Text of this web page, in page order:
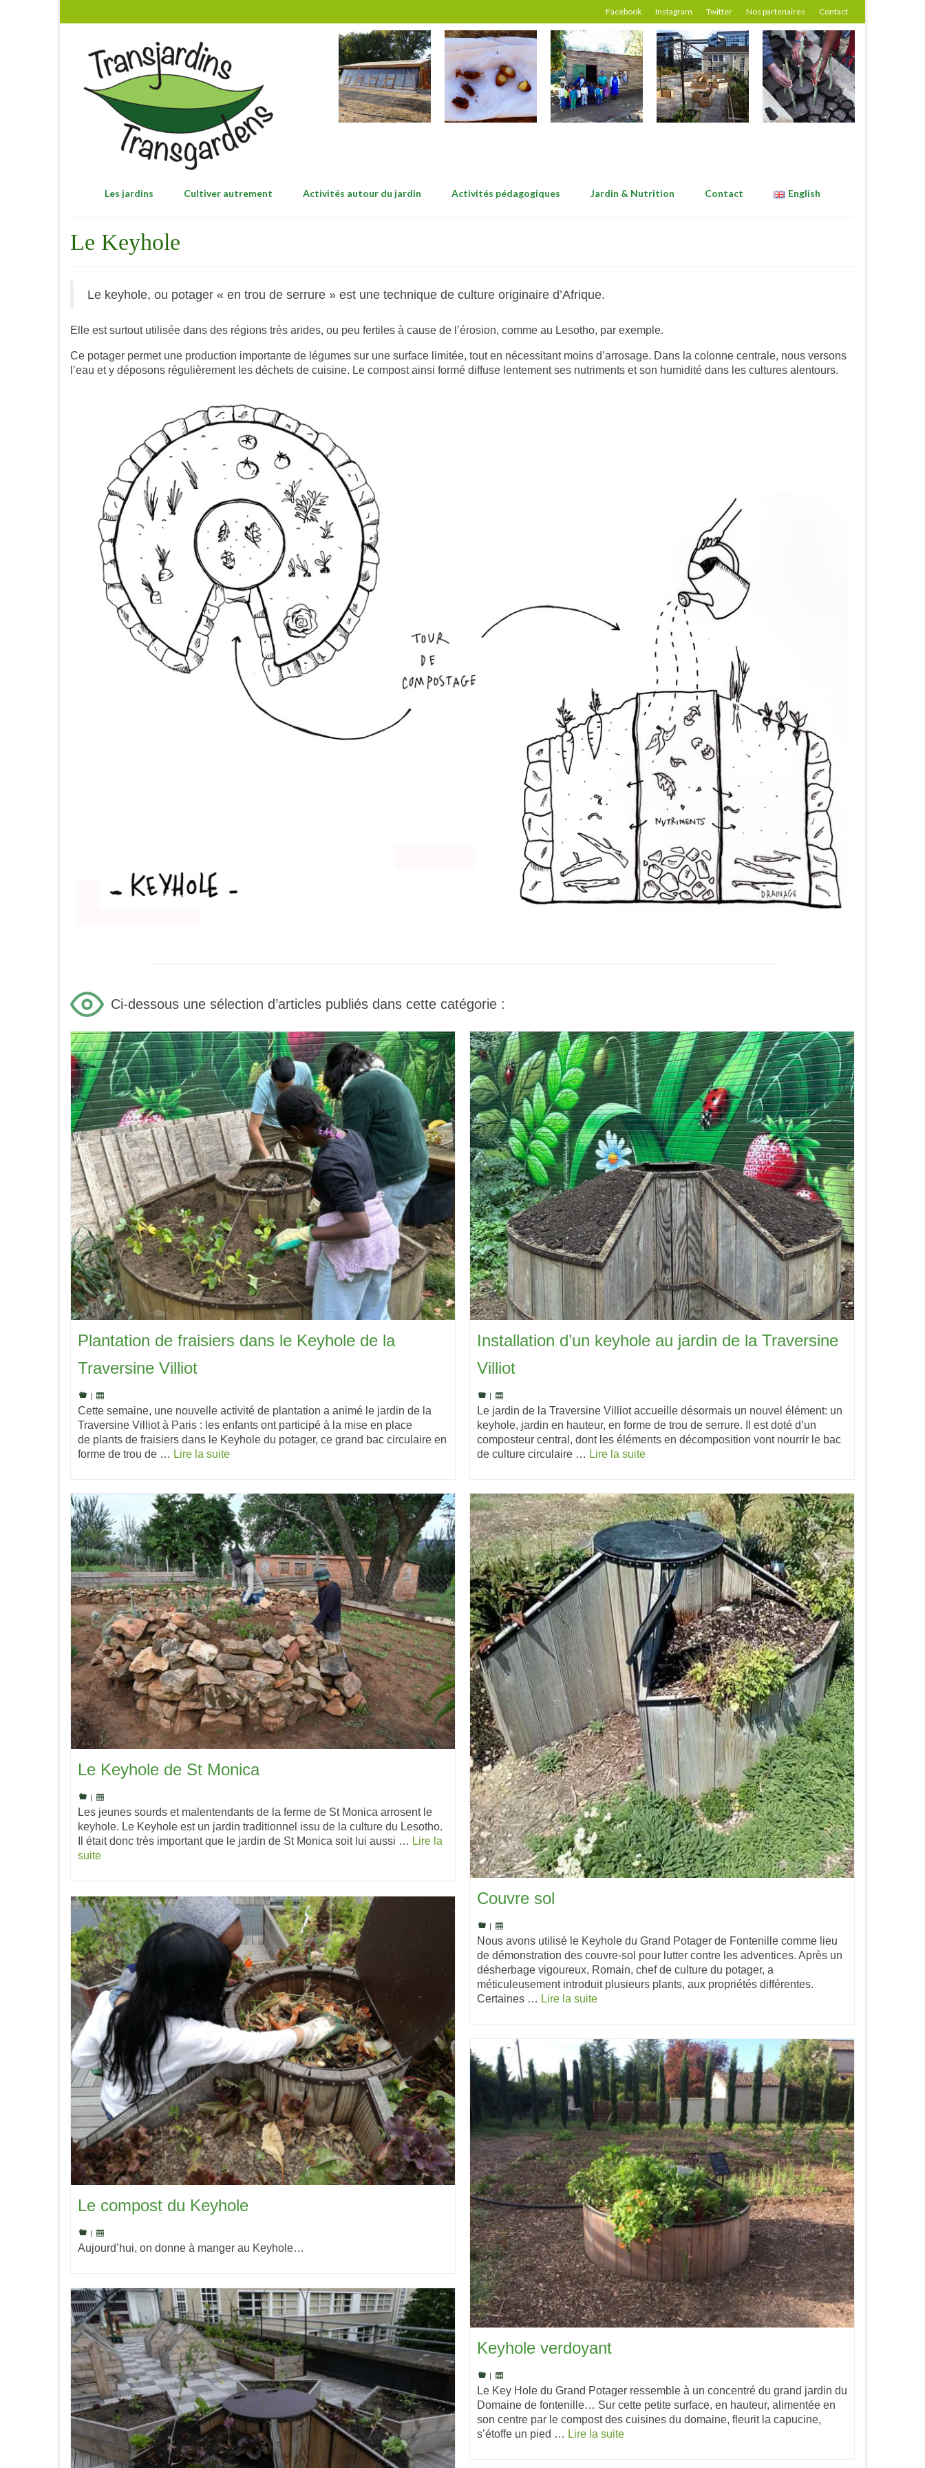
Facebook Instagram Twitter Nos partenaires Contact
Les jardins Cultiver autrement Activités autour du jardin Activités pédagogiques Jardin & Nutrition Contact English
Le Keyhole
Le keyhole, ou potager « en trou de serrure » est une technique de culture originaire d’Afrique.
Elle est surtout utilisée dans des régions très arides, ou peu fertiles à cause de l’érosion, comme au Lesotho, par exemple.
Ce potager permet une production importante de légumes sur une surface limitée, tout en nécessitant moins d’arrosage. Dans la colonne centrale, nous versons
l’eau et y déposons régulièrement les déchets de cuisine. Le compost ainsi formé diffuse lentement ses nutriments et son humidité dans les cultures alentours.
Ci-dessous une sélection d’articles publiés dans cette catégorie :
Plantation de fraisiers dans le Keyhole de la
Traversine Villiot
|
Cette semaine, une nouvelle activité de plantation a animé le jardin de la
Traversine Villiot à Paris : les enfants ont participé à la mise en place
de plants de fraisiers dans le Keyhole du potager, ce grand bac circulaire en
forme de trou de … Lire la suite
Installation d’un keyhole au jardin de la Traversine
Villiot
|
Le jardin de la Traversine Villiot accueille désormais un nouvel élément: un
keyhole, jardin en hauteur, en forme de trou de serrure. Il est doté d’un
composteur central, dont les éléments en décomposition vont nourrir le bac
de culture circulaire … Lire la suite
Le Keyhole de St Monica
|
Les jeunes sourds et malentendants de la ferme de St Monica arrosent le
keyhole. Le Keyhole est un jardin traditionnel issu de la culture du Lesotho.
Il était donc très important que le jardin de St Monica soit lui aussi … Lire la
suite
Couvre sol
|
Nous avons utilisé le Keyhole du Grand Potager de Fontenille comme lieu
de démonstration des couvre-sol pour lutter contre les adventices. Après un
désherbage vigoureux, Romain, chef de culture du potager, a
méticuleusement introduit plusieurs plants, aux propriétés différentes.
Certaines … Lire la suite
Le compost du Keyhole
|
Aujourd’hui, on donne à manger au Keyhole…
Keyhole verdoyant
|
Le Key Hole du Grand Potager ressemble à un concentré du grand jardin du
Domaine de fontenille… Sur cette petite surface, en hauteur, alimentée en
son centre par le compost des cuisines du domaine, fleurit la capucine,
s’étoffe un pied … Lire la suite